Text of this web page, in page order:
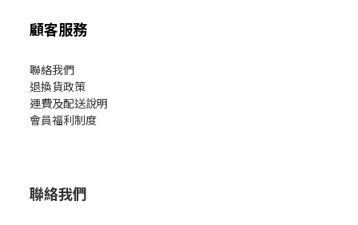
顧客服務
聯絡我們
退換貨政策
運費及配送說明
會員福利制度
聯絡我們